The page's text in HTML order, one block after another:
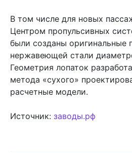
В том числе для новых
Центром пропульсивных
были созданы оригинальные
нержавеющей стали
Геометрия лопаток
метода «сухого»
расчетные модели.
Источник: заводы.рф